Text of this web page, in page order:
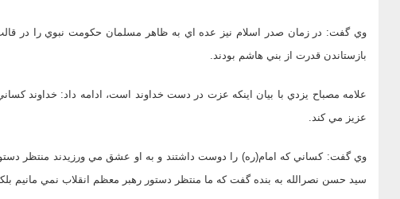
وي گفت: در زمان صدر اسلام نيز عده اي به ظاهر مسلمان حكومت نبوي را در
بازستاندن قدرت از بني هاشم بودند.
علامه مصباح يزدي با بيان اينكه عزت در دست خداوند است، ادامه داد: خداوند
عزيز مي كند.
وي گفت: كساني كه امام(ره) را دوست داشتند و به او عشق مي ورزيدند منتظر
سيد حسن نصرالله به بنده گفت كه ما منتظر دستور رهبر معظم انقلاب نمي مانيم